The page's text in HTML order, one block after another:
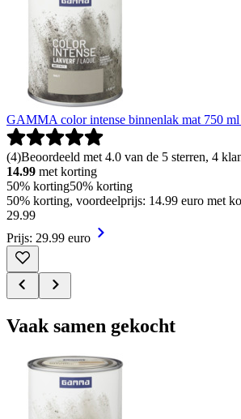
GAMMA color intense binnenlak mat 750
(4)Beoordeeld met 4.0 van de 5 sterren, 4
14.99 met korting
50% korting50% korting
50% korting, voordeelprijs: 14.99 euro met
29.99
Prijs: 29.99 euro
Vaak samen gekocht